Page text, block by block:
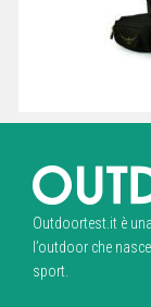
Outdoortest.it è
l’outdoor che
sport.